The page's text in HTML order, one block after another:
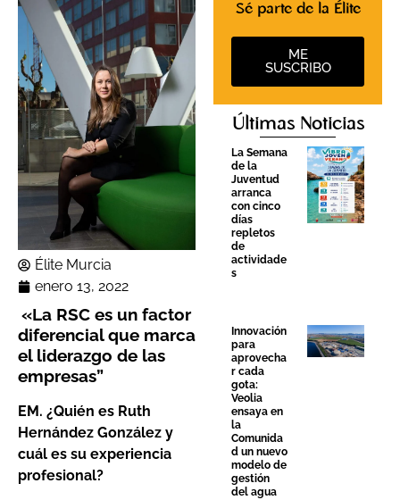
Élite Murcia
enero 13, 2022
«La RSC es un factor
diferencial que marca
el liderazgo de las
empresas”
EM. ¿Quién es Ruth
Hernández González y
cuál es su experiencia
profesional?
Sé parte de la Élite
ME
SUSCRIBO
Últimas Noticias
La Semana
de la
Juventud
arranca
con cinco
días
repletos
de
actividade
s
Innovación
para
aprovecha
r cada
gota:
Veolia
ensaya en
la
Comunida
d un nuevo
modelo de
gestión
del agua